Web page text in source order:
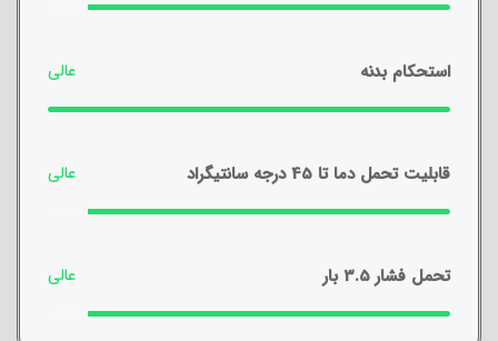
استحکام بدنه
قابلیت تحمل دما تا 45 درجه سانتیگراد
تحمل فشار 3.5 بار